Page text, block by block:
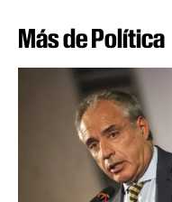
Más de Política